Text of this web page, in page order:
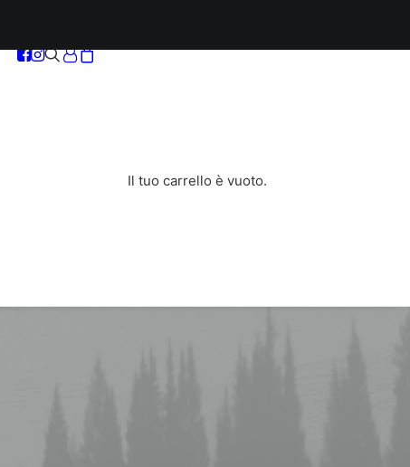
Il tuo carrello è vuoto.